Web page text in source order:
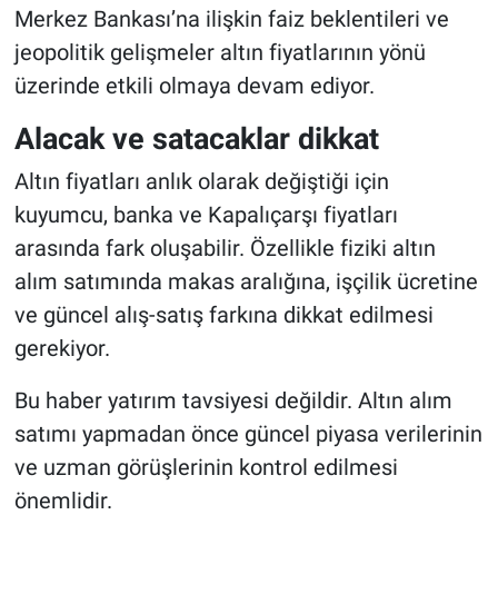
Merkez Bankası’na ilişkin faiz beklentileri ve
jeopolitik gelişmeler altın fiyatlarının yönü
üzerinde etkili olmaya devam ediyor.
Alacak ve satacaklar dikkat
Altın fiyatları anlık olarak değiştiği için
kuyumcu, banka ve Kapalıçarşı fiyatları
arasında fark oluşabilir. Özellikle fiziki altın
alım satımında makas aralığına, işçilik ücretine
ve güncel alış-satış farkına dikkat edilmesi
gerekiyor.
Bu haber yatırım tavsiyesi değildir. Altın alım
satımı yapmadan önce güncel piyasa verilerinin
ve uzman görüşlerinin kontrol edilmesi
önemlidir.